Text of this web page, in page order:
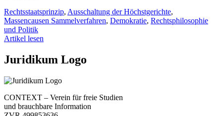
Rechtsstaatsprinzip, Ausschaltung der Höchstgerichte,
Massencausen Sammelverfahren, Demokratie, Rechtsphilosophie
und Politik
Artikel lesen
Juridikum Logo
CONTEXT – Verein für freie Studien
und brauchbare Information